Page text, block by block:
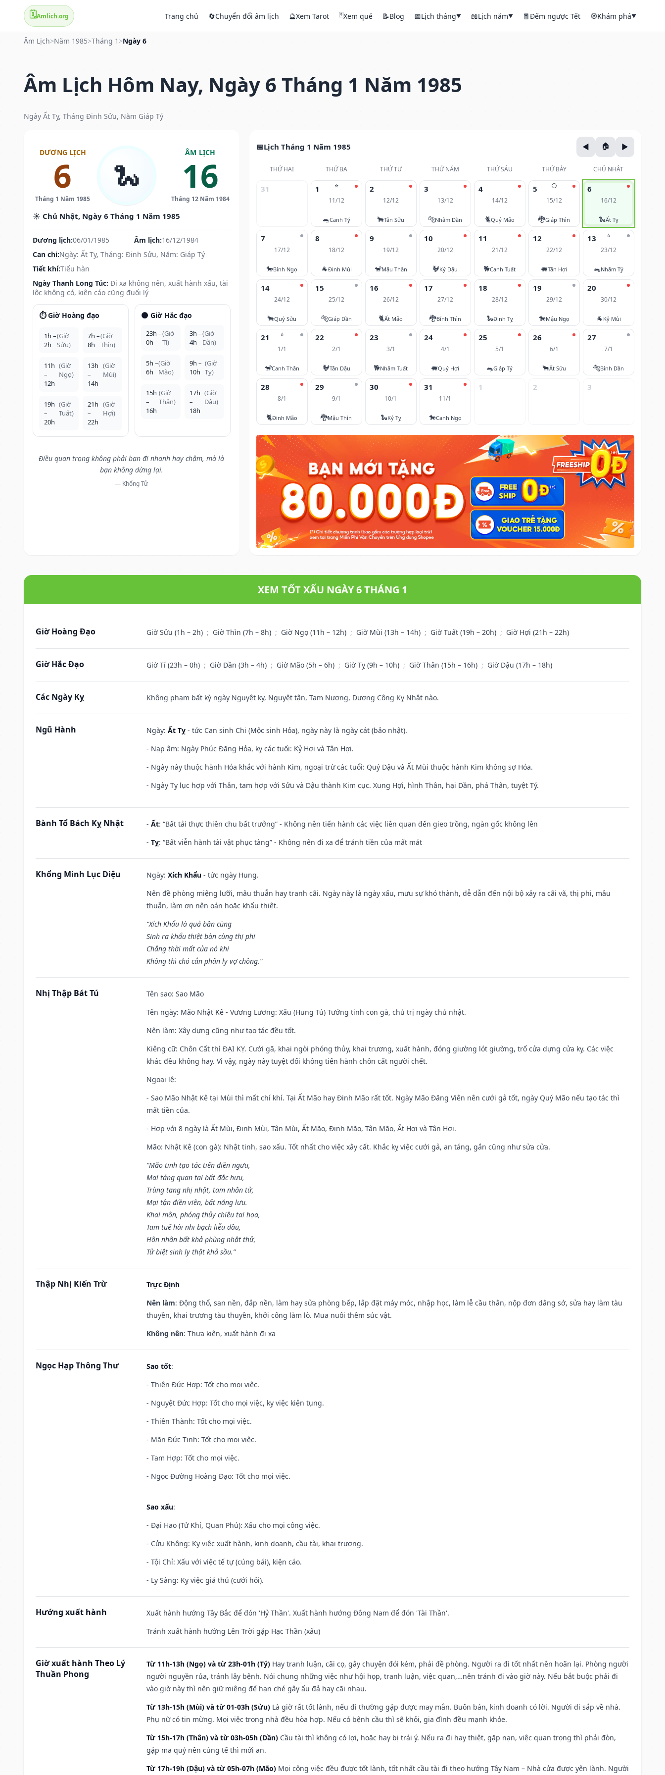
🗓️Amlich.org Trang chủ 🔄Chuyển đổi âm lịch 🔮Xem Tarot 🃏Xem quẻ 📝Blog 📅Lịch tháng▼ 📖Lịch năm▼ 🧧Đếm ngược Tết 🧭Khám phá▼
Âm Lịch>Năm 1985>Tháng 1 >Ngày 6
Âm Lịch Hôm Nay, Ngày 6 Tháng 1 Năm 1985
Ngày Ất Tỵ, Tháng Đinh Sửu, Năm Giáp Tý
DƯƠNG LỊCH
6
Tháng 1 Năm 1985
🐍
ÂM LỊCH
16
Tháng 12 Năm 1984
☀️ Chủ Nhật, Ngày 6 Tháng 1 Năm 1985
Dương lịch:06/01/1985 Âm lịch:16/12/1984
Can chi:Ngày: Ất Tỵ, Tháng: Đinh Sửu, Năm: Giáp Tý
Tiết khí:Tiểu hàn
Ngày Thanh Long Túc: Đi xa không nên, xuất hành xấu, tài
lộc không có, kiện cáo cũng đuối lý
⏱️ Giờ Hoàng đạo
1h –
2h
(Giờ
Sửu)
7h –
8h
(Giờ
Thìn)
11h
–
12h
(Giờ
Ngọ)
13h
–
14h
(Giờ
Mùi)
19h
–
20h
(Giờ
Tuất)
21h
–
22h
(Giờ
Hợi)
🌑 Giờ Hắc đạo
23h –
0h
(Giờ
Tí)
3h –
4h
(Giờ
Dần)
5h –
6h
(Giờ
Mão)
9h –
10h
(Giờ
Tỵ)
15h
–
16h
(Giờ
Thân)
17h
–
18h
(Giờ
Dậu)
Điều quan trọng không phải bạn đi nhanh hay chậm, mà là
bạn không dừng lại.
— Khổng Tử
Lịch Tháng 1 Năm 1985
THỨ HAI THỨ BA THỨ TƯ THỨ NĂM THỨ SÁU THỨ BẢY CHỦ NHẬT
31 ⭐
1
11/12
🐀Canh Tý
2
12/12
🐂Tân Sửu
3
13/12
🐅Nhâm Dần
4
14/12
🐈Quý Mão
🌕
5
15/12
🐉Giáp Thìn
6
16/12
🐍Ất Tỵ
7
17/12
🐎Bính Ngọ
8
18/12
🐐Đinh Mùi
9
19/12
🐒Mậu Thân
10
20/12
🐓Kỷ Dậu
11
21/12
🐕Canh Tuất
12
22/12
🐖Tân Hợi
⭐
13
23/12
🐀Nhâm Tý
14
24/12
🐂Quý Sửu
15
25/12
🐅Giáp Dần
16
26/12
🐈Ất Mão
17
27/12
🐉Bính Thìn
18
28/12
🐍Đinh Tỵ
19
29/12
🐎Mậu Ngọ
20
30/12
🐐 Kỷ Mùi
⭐
21
1/1
🐒Canh Thân
22
2/1
🐓Tân Dậu
23
3/1
🐕Nhâm Tuất
24
4/1
🐖Quý Hợi
25
5/1
🐀Giáp Tý
26
6/1
🐂Ất Sửu
27
7/1
🐅Bính Dần
28
8/1
🐈Đinh Mão
29
9/1
🐉Mậu Thìn
30
10/1
🐍Kỷ Tỵ
31
11/1
🐎Canh Ngọ
1 2 3
XEM TỐT XẤU NGÀY 6 THÁNG 1
Giờ Hoàng Đạo Giờ Sửu (1h – 2h) ; Giờ Thìn (7h – 8h) ; Giờ Ngọ (11h – 12h) ; Giờ Mùi (13h – 14h) ; Giờ Tuất (19h – 20h) ; Giờ Hợi (21h – 22h)
Giờ Hắc Đạo Giờ Tí (23h – 0h) ; Giờ Dần (3h – 4h) ; Giờ Mão (5h – 6h) ; Giờ Tỵ (9h – 10h) ; Giờ Thân (15h – 16h) ; Giờ Dậu (17h – 18h)
Các Ngày Kỵ Không phạm bất kỳ ngày Nguyệt kỵ, Nguyệt tận, Tam Nương, Dương Công Kỵ Nhật nào.
Ngũ Hành Ngày: Ất Tỵ - tức Can sinh Chi (Mộc sinh Hỏa), ngày này là ngày cát (bảo nhật).
- Nạp âm: Ngày Phúc Đăng Hỏa, kỵ các tuổi: Kỷ Hợi và Tân Hợi.
- Ngày này thuộc hành Hỏa khắc với hành Kim, ngoại trừ các tuổi: Quý Dậu và Ất Mùi thuộc hành Kim không sợ Hỏa.
- Ngày Tỵ lục hợp với Thân, tam hợp với Sửu và Dậu thành Kim cục. Xung Hợi, hình Thân, hại Dần, phá Thân, tuyệt Tý.
Bành Tổ Bách Kỵ Nhật - Ất: “Bất tải thực thiên chu bất trưởng” - Không nên tiến hành các việc liên quan đến gieo trồng, ngàn gốc không lên
- Tỵ: “Bất viễn hành tài vật phục tàng” - Không nên đi xa để tránh tiền của mất mát
Khổng Minh Lục Diệu Ngày: Xích Khẩu - tức ngày Hung.
Nên đề phòng miệng lưỡi, mâu thuẫn hay tranh cãi. Ngày này là ngày xấu, mưu sự khó thành, dễ dẫn đến nội bộ xảy ra cãi vã, thị phi, mâu
thuẫn, làm ơn nên oán hoặc khẩu thiệt.
“Xích Khẩu là quả bần cùng
Sinh ra khẩu thiệt bàn cùng thị phi
Chẳng thời mất của nó khi
Không thì chó cắn phân ly vợ chồng.”
Nhị Thập Bát Tú Tên sao: Sao Mão
Tên ngày: Mão Nhật Kê - Vương Lương: Xấu (Hung Tú) Tướng tinh con gà, chủ trị ngày chủ nhật.
Nên làm: Xây dựng cũng như tạo tác đều tốt.
Kiêng cữ: Chôn Cất thì ĐẠI KỴ. Cưới gã, khai ngòi phóng thủy, khai trương, xuất hành, đóng giường lót giường, trổ cửa dựng cửa kỵ. Các việc
khác đều không hay. Vì vậy, ngày này tuyệt đối không tiến hành chôn cất người chết.
Ngoại lệ:
- Sao Mão Nhật Kê tại Mùi thì mất chí khí. Tại Ất Mão hay Đinh Mão rất tốt. Ngày Mão Đăng Viên nên cưới gả tốt, ngày Quý Mão nếu tạo tác thì
mất tiền của.
- Hợp với 8 ngày là Ất Mùi, Đinh Mùi, Tân Mùi, Ất Mão, Đinh Mão, Tân Mão, Ất Hợi và Tân Hợi.
Mão: Nhật Kê (con gà): Nhật tinh, sao xấu. Tốt nhất cho việc xây cất. Khắc kỵ việc cưới gả, an táng, gắn cũng như sửa cửa.
“Mão tinh tạo tác tiến điền ngưu,
Mai táng quan tai bất đắc hưu,
Trùng tang nhị nhật, tam nhân tử,
Mại tận điền viên, bất năng lưu.
Khai môn, phóng thủy chiêu tai họa,
Tam tuế hài nhi bạch liễu đầu,
Hôn nhân bất khả phùng nhật thử,
Tử biệt sinh ly thật khả sầu.”
Thập Nhị Kiến Trừ
Trực Định
Nên làm: Động thổ, san nền, đắp nền, làm hay sửa phòng bếp, lắp đặt máy móc, nhập học, làm lễ cầu thân, nộp đơn dâng sớ, sửa hay làm tàu
thuyền, khai trương tàu thuyền, khởi công làm lò. Mua nuôi thêm súc vật.
Không nên: Thưa kiện, xuất hành đi xa
Ngọc Hạp Thông Thư Sao tốt:
- Thiên Đức Hợp: Tốt cho mọi việc.
- Nguyệt Đức Hợp: Tốt cho mọi việc, kỵ việc kiện tụng.
- Thiên Thành: Tốt cho mọi việc.
- Mãn Đức Tinh: Tốt cho mọi việc.
- Tam Hợp: Tốt cho mọi việc.
- Ngọc Đường Hoàng Đạo: Tốt cho mọi việc.
Sao xấu:
- Đại Hao (Tử Khí, Quan Phú): Xấu cho mọi công việc.
- Cửu Không: Kỵ việc xuất hành, kinh doanh, cầu tài, khai trương.
- Tội Chỉ: Xấu với việc tế tự (cúng bái), kiện cáo.
- Ly Sàng: Kỵ việc giá thú (cưới hỏi).
Hướng xuất hành
Xuất hành hướng Tây Bắc để đón 'Hỷ Thần'. Xuất hành hướng Đông Nam để đón 'Tài Thần'.
Tránh xuất hành hướng Lên Trời gặp Hạc Thần (xấu)
Giờ xuất hành Theo Lý
Thuần Phong
Từ 11h-13h (Ngọ) và từ 23h-01h (Tý) Hay tranh luận, cãi cọ, gây chuyện đói kém, phải đề phòng. Người ra đi tốt nhất nên hoãn lại. Phòng người
người nguyền rủa, tránh lây bệnh. Nói chung những việc như hội họp, tranh luận, việc quan,…nên tránh đi vào giờ này. Nếu bắt buộc phải đi
vào giờ này thì nên giữ miệng để hạn ché gây ẩu đả hay cãi nhau.
Từ 13h-15h (Mùi) và từ 01-03h (Sửu) Là giờ rất tốt lành, nếu đi thường gặp được may mắn. Buôn bán, kinh doanh có lời. Người đi sắp về nhà.
Phụ nữ có tin mừng. Mọi việc trong nhà đều hòa hợp. Nếu có bệnh cầu thì sẽ khỏi, gia đình đều mạnh khỏe.
Từ 15h-17h (Thân) và từ 03h-05h (Dần) Cầu tài thì không có lợi, hoặc hay bị trái ý. Nếu ra đi hay thiệt, gặp nạn, việc quan trọng thì phải đòn,
gặp ma quỷ nên cúng tế thì mới an.
Từ 17h-19h (Dậu) và từ 05h-07h (Mão) Mọi công việc đều được tốt lành, tốt nhất cầu tài đi theo hướng Tây Nam – Nhà cửa được yên lành. Người